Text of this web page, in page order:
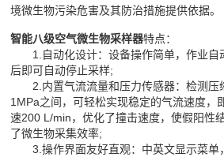
境微生物污染危害及其防治措施提供依据。
智能八级空气微生物采样器特点：
1.自动化设计：设备操作简单，作业自
后即可自动停止采样;
2.内置气流流量和压力传感器：检测压
1MPa之间，可轻松实现稳定的气流速度，
速200 L/min，优化了撞击速度，使假阳性
了微生物采集效率;
3.操作界面友好直观：中英文显示菜单